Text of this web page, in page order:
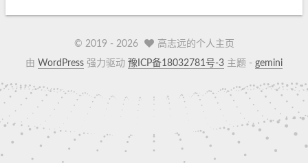
© 2019 - 2026
高志远的个人主页
由 WordPress 强力驱动 豫ICP备18032781号-3 主题 - gemini